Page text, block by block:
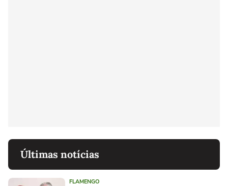
Últimas notícias
FLAMENGO